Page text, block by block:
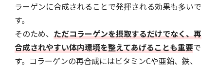
ラーゲンに合成されることで発揮される効果も多いで
す。
そのため、 ただコラーゲンを摂取するだけでなく、再
合成されやすい体内環境を整えてあげることも重要で
す。コラーゲンの再合成にはビタミンCや亜鉛、鉄、